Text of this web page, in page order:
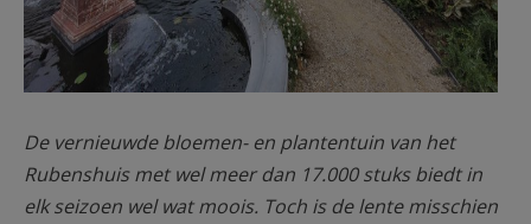
De vernieuwde bloemen- en plantentuin van het
Rubenshuis met wel meer dan 17.000 stuks biedt in
elk seizoen wel wat moois. Toch is de lente misschien